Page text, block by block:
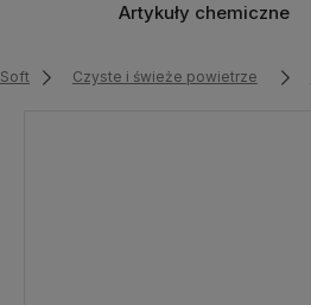
Artykuły chemiczne
Soft Czyste i świeże powietrze